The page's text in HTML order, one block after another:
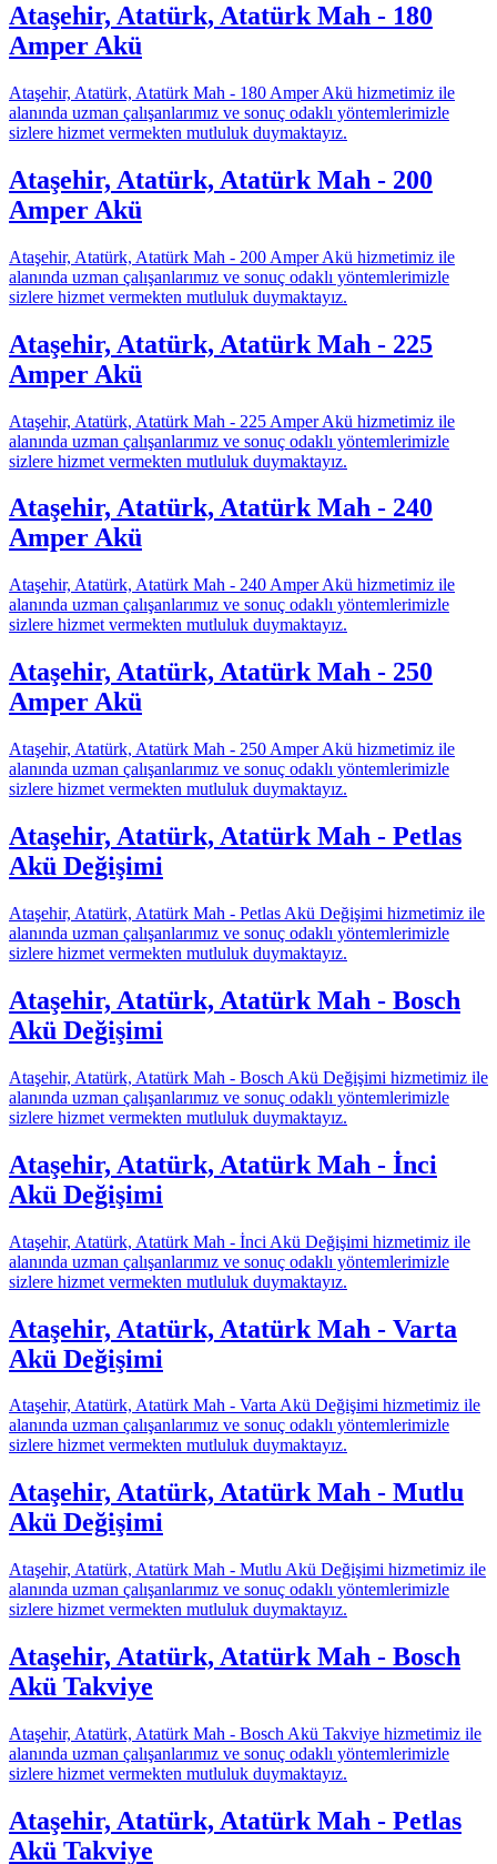
Ataşehir, Atatürk, Atatürk Mah - 180
Amper Akü
Ataşehir, Atatürk, Atatürk Mah - 180 Amper Akü hizmetimiz ile
alanında uzman çalışanlarımız ve sonuç odaklı yöntemlerimizle
sizlere hizmet vermekten mutluluk duymaktayız.
Ataşehir, Atatürk, Atatürk Mah - 200
Amper Akü
Ataşehir, Atatürk, Atatürk Mah - 200 Amper Akü hizmetimiz ile
alanında uzman çalışanlarımız ve sonuç odaklı yöntemlerimizle
sizlere hizmet vermekten mutluluk duymaktayız.
Ataşehir, Atatürk, Atatürk Mah - 225
Amper Akü
Ataşehir, Atatürk, Atatürk Mah - 225 Amper Akü hizmetimiz ile
alanında uzman çalışanlarımız ve sonuç odaklı yöntemlerimizle
sizlere hizmet vermekten mutluluk duymaktayız.
Ataşehir, Atatürk, Atatürk Mah - 240
Amper Akü
Ataşehir, Atatürk, Atatürk Mah - 240 Amper Akü hizmetimiz ile
alanında uzman çalışanlarımız ve sonuç odaklı yöntemlerimizle
sizlere hizmet vermekten mutluluk duymaktayız.
Ataşehir, Atatürk, Atatürk Mah - 250
Amper Akü
Ataşehir, Atatürk, Atatürk Mah - 250 Amper Akü hizmetimiz ile
alanında uzman çalışanlarımız ve sonuç odaklı yöntemlerimizle
sizlere hizmet vermekten mutluluk duymaktayız.
Ataşehir, Atatürk, Atatürk Mah - Petlas
Akü Değişimi
Ataşehir, Atatürk, Atatürk Mah - Petlas Akü Değişimi hizmetimiz ile
alanında uzman çalışanlarımız ve sonuç odaklı yöntemlerimizle
sizlere hizmet vermekten mutluluk duymaktayız.
Ataşehir, Atatürk, Atatürk Mah - Bosch
Akü Değişimi
Ataşehir, Atatürk, Atatürk Mah - Bosch Akü Değişimi hizmetimiz ile
alanında uzman çalışanlarımız ve sonuç odaklı yöntemlerimizle
sizlere hizmet vermekten mutluluk duymaktayız.
Ataşehir, Atatürk, Atatürk Mah - İnci
Akü Değişimi
Ataşehir, Atatürk, Atatürk Mah - İnci Akü Değişimi hizmetimiz ile
alanında uzman çalışanlarımız ve sonuç odaklı yöntemlerimizle
sizlere hizmet vermekten mutluluk duymaktayız.
Ataşehir, Atatürk, Atatürk Mah - Varta
Akü Değişimi
Ataşehir, Atatürk, Atatürk Mah - Varta Akü Değişimi hizmetimiz ile
alanında uzman çalışanlarımız ve sonuç odaklı yöntemlerimizle
sizlere hizmet vermekten mutluluk duymaktayız.
Ataşehir, Atatürk, Atatürk Mah - Mutlu
Akü Değişimi
Ataşehir, Atatürk, Atatürk Mah - Mutlu Akü Değişimi hizmetimiz ile
alanında uzman çalışanlarımız ve sonuç odaklı yöntemlerimizle
sizlere hizmet vermekten mutluluk duymaktayız.
Ataşehir, Atatürk, Atatürk Mah - Bosch
Akü Takviye
Ataşehir, Atatürk, Atatürk Mah - Bosch Akü Takviye hizmetimiz ile
alanında uzman çalışanlarımız ve sonuç odaklı yöntemlerimizle
sizlere hizmet vermekten mutluluk duymaktayız.
Ataşehir, Atatürk, Atatürk Mah - Petlas
Akü Takviye